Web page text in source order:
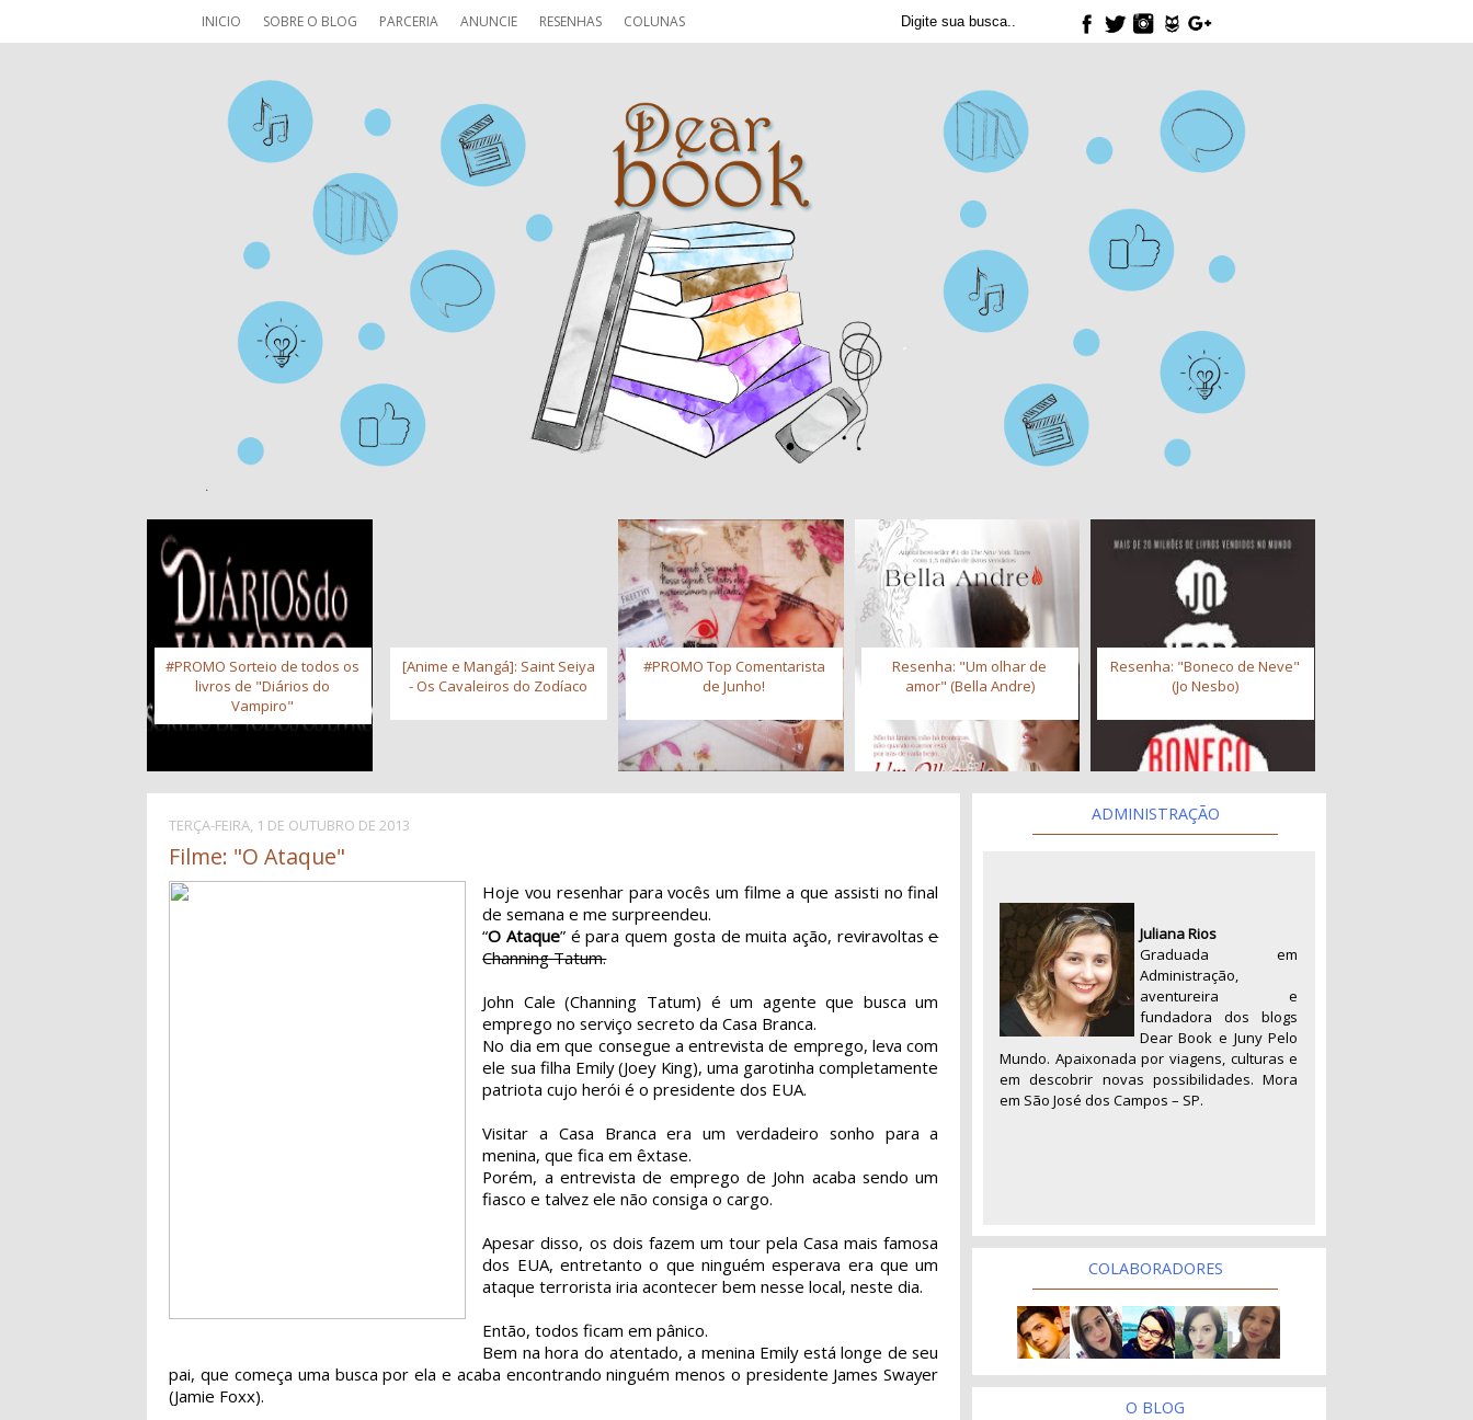
INICIO SOBRE O BLOG PARCERIA ANUNCIE RESENHAS COLUNAS
#PROMO Sorteio de todos os
livros de "Diários do
Vampiro"
[Anime e Mangá]: Saint Seiya
- Os Cavaleiros do Zodíaco
#PROMO Top Comentarista
de Junho!
Resenha: "Um olhar de
amor" (Bella Andre)
Resenha: "Boneco de Neve"
(Jo Nesbo)
TERÇA-FEIRA, 1 DE OUTUBRO DE 2013
Filme: "O Ataque"
Hoje vou resenhar para vocês um filme a que assisti no final
de semana e me surpreendeu.
“O Ataque” é para quem gosta de muita ação, reviravoltase
Channing Tatum.
John Cale (Channing Tatum) é um agente que busca um
emprego no serviço secreto da Casa Branca.
No dia em que consegue a entrevista de emprego, leva com
ele sua filha Emily (Joey King), uma garotinha completamente
patriota cujo herói é o presidente dos EUA.
Visitar a Casa Branca era um verdadeiro sonho para a
menina, que fica em êxtase.
Porém, a entrevista de emprego de John acaba sendo um
fiasco e talvez ele não consiga o cargo.
Apesar disso, os dois fazem um tour pela Casa mais famosa
dos EUA, entretanto o que ninguém esperava era que um
ataque terrorista iria acontecer bem nesse local, neste dia.
Então, todos ficam em pânico.
Bem na hora do atentado, a menina Emily está longe de seu
pai, que começa uma busca por ela e acaba encontrando ninguém menos o presidente James Swayer
(Jamie Foxx).
ADMINISTRAÇÃO
Juliana Rios
Graduada em
Administração,
aventureira e
fundadora dos blogs
Dear Book e Juny Pelo
Mundo. Apaixonada por viagens, culturas e
em descobrir novas possibilidades. Mora
em São José dos Campos – SP.
COLABORADORES
O BLOG